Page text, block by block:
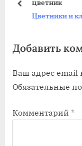
щ
з
п
и
ь
щ
а
з
п
и
ь
цветник
Цветники и
пред
Добавить
Ваш адрес email
Обязательные
Комментарий *